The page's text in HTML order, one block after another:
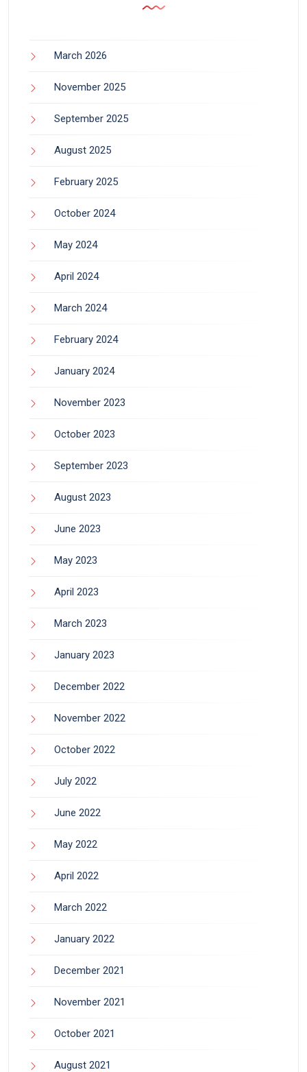
March 2026
November 2025
September 2025
August 2025
February 2025
October 2024
May 2024
April 2024
March 2024
February 2024
January 2024
November 2023
October 2023
September 2023
August 2023
June 2023
May 2023
April 2023
March 2023
January 2023
December 2022
November 2022
October 2022
July 2022
June 2022
May 2022
April 2022
March 2022
January 2022
December 2021
November 2021
October 2021
August 2021